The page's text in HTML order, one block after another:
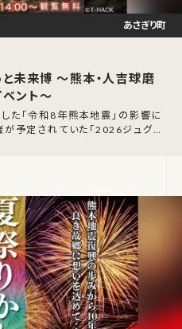
と未来博 〜熊本・人吉球磨
ント〜
た「令和8年熊本地震」の影響に
予定されていた「2026ジュグり
あさぎり町